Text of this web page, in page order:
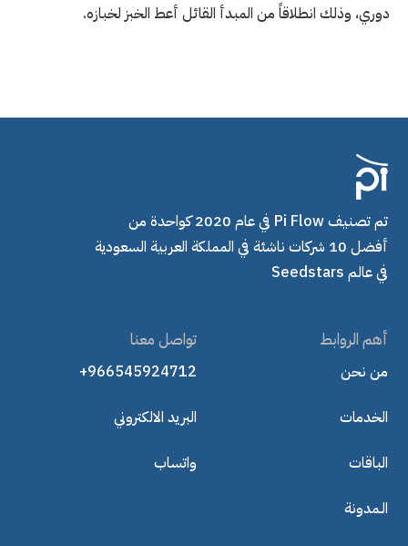
دوري، وذلك انطلاقاً من المبدأ القائل أعط الخبز لخبازه.
تم تصنيف Pi Flow في عام 2020 كواحدة من
أفضل 10 شركات ناشئة في المملكة العربية السعودية
في عالم Seedstars
أهم الروابط
من نحن
الخدمات
الباقات
الـمدونة
تواصل معنا
+966545924712
البريد الالكتروني
واتساب